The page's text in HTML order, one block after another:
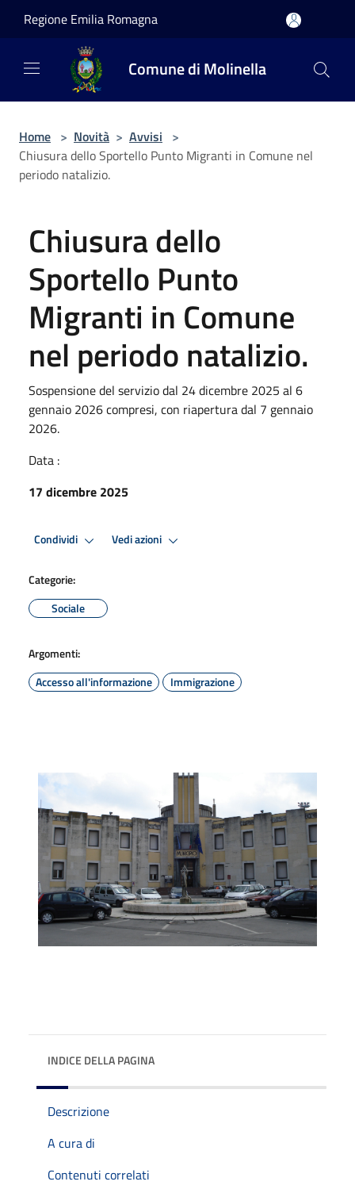
Regione Emilia Romagna
Comune di Molinella
Home > Novità > Avvisi >
Chiusura dello Sportello Punto Migranti in Comune nel
periodo natalizio.
Chiusura dello
Sportello Punto
Migranti in Comune
nel periodo natalizio.
Sospensione del servizio dal 24 dicembre 2025 al 6
gennaio 2026 compresi, con riapertura dal 7 gennaio
2026.
Data :
17 dicembre 2025
Condividi Vedi azioni
Categorie:
Sociale
Argomenti:
Accesso all'informazione
Immigrazione
INDICE DELLA PAGINA
Descrizione
A cura di
Contenuti correlati